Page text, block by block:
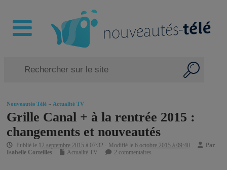
Nouveautés Télé »Actualité TV
Grille Canal + à la rentrée 2015 :
changements et nouveautés
Publié le 12 septembre 2015 à 07:32 - Modifié le6 octobre 2015 à 09:40
Par
Isabelle Corteilles
Actualité TV 2 commentaires